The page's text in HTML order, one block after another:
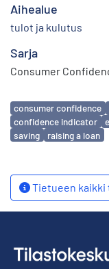
Aihealue
tulot ja kulutus
Sarja
Consumer
Avainsanat
consumer confidence
confidence indicator
saving
raising a loan
Tietueen kaikki